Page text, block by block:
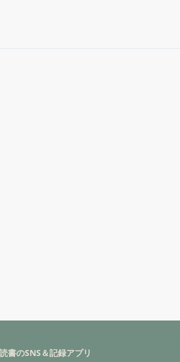
読書のSNS＆記録アプリ